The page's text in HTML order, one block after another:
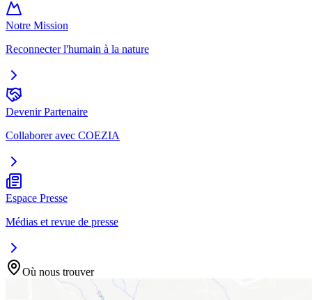
Notre Mission
Reconnecter l'humain à la nature
Devenir Partenaire
Collaborer avec COEZIA
Espace Presse
Médias et revue de presse
Où nous trouver